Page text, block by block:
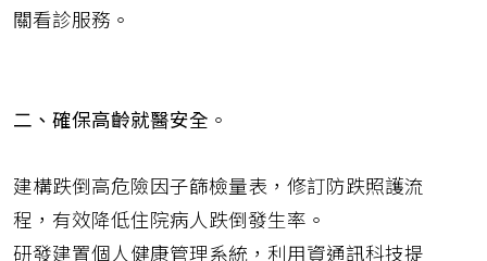
關看診服務。
二、確保高齡就醫安全 。
建構跌倒高危險因子篩檢量表，修訂防跌照護流
程，有效降低住院病人跌倒發生率。
研發建置個人健康管理系統，利用資通訊科技提